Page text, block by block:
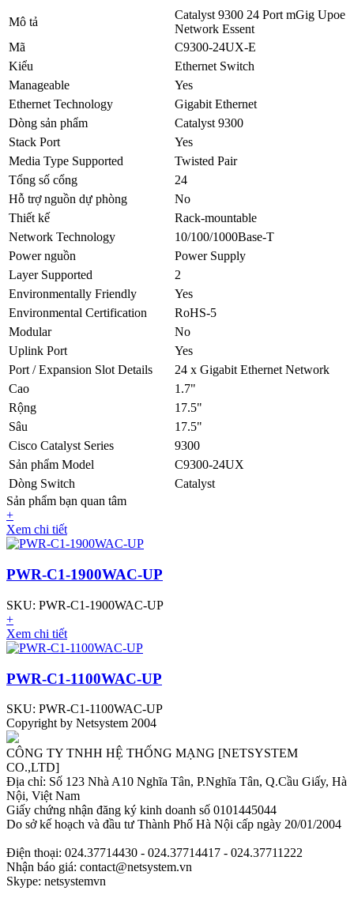
Mô tả
Catalyst 9300 24 Port mGig Upoe
Network Essent
Mã
C9300-24UX-E
Kiểu
Ethernet Switch
Manageable
Yes
Ethernet Technology
Gigabit Ethernet
Dòng sản phẩm
Catalyst 9300
Stack Port
Yes
Media Type Supported
Twisted Pair
Tổng số cổng
24
Hỗ trợ nguồn dự phòng
No
Thiết kế
Rack-mountable
Network Technology
10/100/1000Base-T
Power nguồn
Power Supply
Layer Supported
2
Environmentally Friendly
Yes
Environmental Certification
RoHS-5
Modular
No
Uplink Port
Yes
Port / Expansion Slot Details
24 x Gigabit Ethernet Network
Cao
1.7"
Rộng
17.5"
Sâu
17.5"
Cisco Catalyst Series
9300
Sản phẩm Model
C9300-24UX
Dòng Switch
Catalyst
Sản phẩm bạn quan tâm
+
Xem chi tiết
PWR-C1-1900WAC-UP
SKU: PWR-C1-1900WAC-UP
+
Xem chi tiết
PWR-C1-1100WAC-UP
SKU: PWR-C1-1100WAC-UP
Copyright by Netsystem 2004
CÔNG TY TNHH HỆ THỐNG MẠNG [NETSYSTEM
CO.,LTD]
Địa chỉ: Số 123 Nhà A10 Nghĩa Tân, P.Nghĩa Tân, Q.Cầu Giấy, Hà
Nội, Việt Nam
Giấy chứng nhận đăng ký kinh doanh số 0101445044
Do sở kế hoạch và đầu tư Thành Phố Hà Nội cấp ngày 20/01/2004
Điện thoại: 024.37714430 - 024.37714417 - 024.37711222
Nhận báo giá: contact@netsystem.vn
Skype: netsystemvn